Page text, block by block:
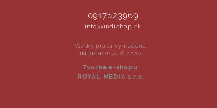
0917623969
info@indishop.sk
Všetky práva vyhradené.
INDISHOP.sk © 2026
Tvorba e-shopu:
ROYAL MEDIA s.r.o.